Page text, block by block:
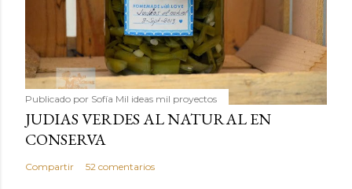
Publicado por Sofía Mil ideas mil proyectos
JUDIAS VERDES AL NATURAL EN
CONSERVA
Compartir 52 comentarios